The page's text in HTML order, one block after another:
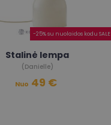
-25% su nuolaidos kodu SALE
Stalinė lempa
(Danielle)
Nuo 49 €